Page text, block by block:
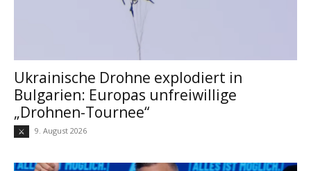
Ukrainische Drohne explodiert in
Bulgarien: Europas unfreiwillige
„Drohnen-Tournee“
⚔ 9. August 2026